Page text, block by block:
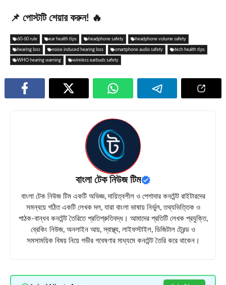
📌 পোস্টটি শেয়ার করুন! 🔥
60-60 rule ear health tips headphone safety headphone volume safety
hearing loss noise induced hearing loss smartphone audio safety tech health tips
WHO hearing warning wireless earbuds safety
বাংলা টেক নিউজ টিম
বাংলা টেক নিউজ টিম একটি অভিজ্ঞ, দায়িত্বশীল ও পেশাদার কনটেন্ট রাইটারদের
সমন্বয়ে গঠিত একটি লেখক দল, যারা বাংলা ভাষায় নির্ভুল, তথ্যভিত্তিক ও
পাঠক-বান্ধব কনটেন্ট তৈরিতে প্রতিশ্রুতিবদ্ধ। আমাদের প্রতিটি লেখক প্রযুক্তি,
ব্রেকিং নিউজ, অনলাইন আয়, স্বাস্থ্য, লাইফস্টাইল, ডিজিটাল ট্রেন্ড ও
সমসাময়িক বিষয় নিয়ে গভীর গবেষণার মাধ্যমে কনটেন্ট তৈরি করে থাকেন।